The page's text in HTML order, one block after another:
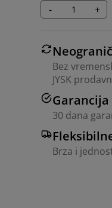
- +
Bez
JYSK
30 dana
Brza i